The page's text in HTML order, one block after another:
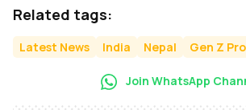
Related tags:
Latest News India Nepal Gen Z
Join WhatsApp